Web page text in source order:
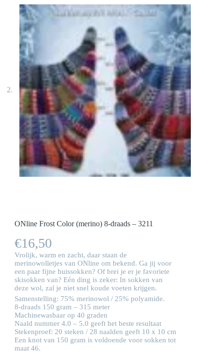
ONline Frost Color (merino) 8-draads – 3211
€16,50
Vrolijk, warm en zacht, daar staan de
merinowolletjes van ONline om bekend. Ga jij voor
een paar fijne huissokken? Of brei je er je favoriete
skisokken van? Eén ding is zeker: In sokken van
deze wol, zal je niet snel koude voeten krijgen.
Samenstelling: 75% merinowol / 25% polyamide.
8-draads 150 gram – 315 meter
Machinewasbaar op 40 graden
Naald nummer 4.0 – 5.0 geeft het beste resultaat
Stekenproef: 20 steken / 28 naalden geeft 10 x 10 cm
Een knot van 150 gram is voldoende voor sokken tot
maat 46.